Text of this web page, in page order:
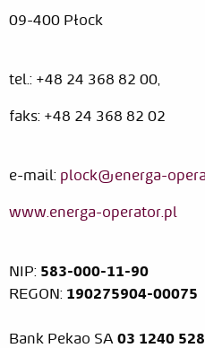
09-400 Płock
tel.: +48 24 368 82 00,
faks: +48 24 368 82 02
e-mail: plock@energa-
www.energa-operator.pl
NIP: 583-000-11-90
REGON: 190275904-00075
Bank Pekao SA 03 1240